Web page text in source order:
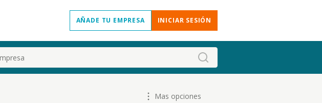
AÑADE TU EMPRESA INICIAR SESIÓN
Mas opciones